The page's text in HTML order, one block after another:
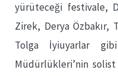
yürüteceği festivale,
Zirek, Derya Özbakır,
Tolga İyiuyarlar
Müdürlükleri’nin solist